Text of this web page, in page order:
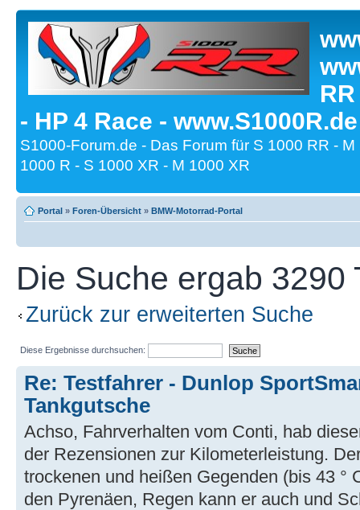
- HP 4 Race -
S1000-Forum.de - Das Forum für S 1000 RR -
1000 R - S 1000 XR - M 1000 XR
Portal » Foren-Übersicht » BMW-Motorrad-Portal
Die Suche ergab 3290
Zurück zur erweiterten Suche
Diese Ergebnisse durchsuchen:
Re: Testfahrer - Dunlop
Tankgutsche
Achso, Fahrverhalten vom Conti, hab
der Rezensionen zur Kilometerleistung.
trockenen und heißen Gegenden (bis 43 °
den Pyrenäen, Regen kann er auch und